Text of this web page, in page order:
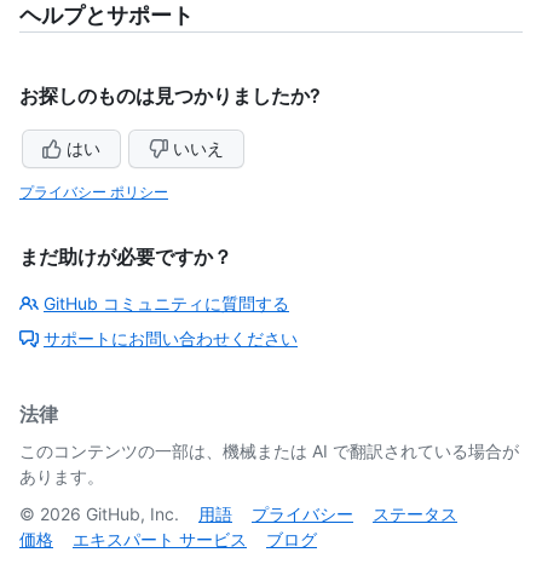
ヘルプとサポート
お探しのものは見つかりましたか?
はい いいえ
プライバシー ポリシー
まだ助けが必要ですか？
GitHub コミュニティに質問する
サポートにお問い合わせください
法律
このコンテンツの一部は、機械または AI で翻訳されている場合が
あります。
© 2026 GitHub, Inc. 用語 プライバシー
ステータス
価格
エキスパート サービス ブログ